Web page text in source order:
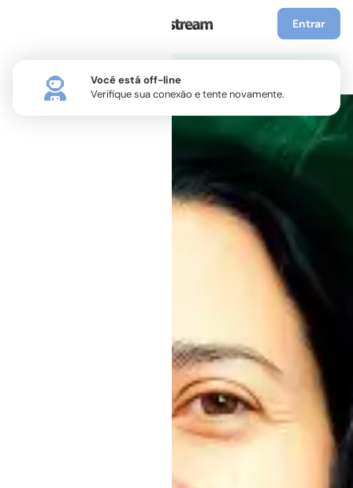
Entrar
Você está off-line
Verifique sua conexão e tente novamente.